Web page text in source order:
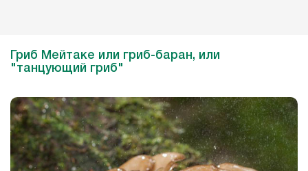
Гриб Мейтаке или гриб-баран, или
"танцующий гриб"